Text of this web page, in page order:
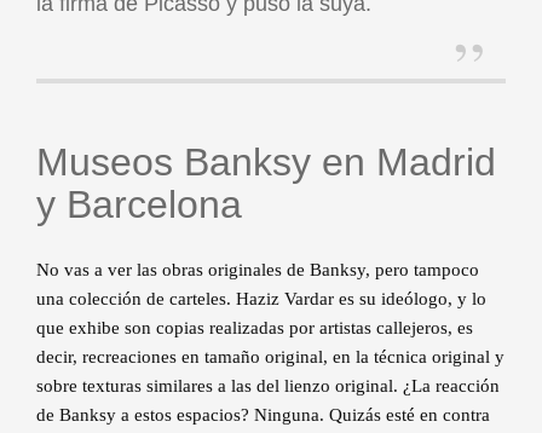
Museos Banksy en Madrid
y Barcelona
No vas a ver las obras originales de Banksy, pero tampoco
una colección de carteles. Haziz Vardar es su ideólogo, y lo
que exhibe son copias realizadas por artistas callejeros, es
decir, recreaciones en tamaño original, en la técnica original y
sobre texturas similares a las del lienzo original. ¿La reacción
de Banksy a estos espacios? Ninguna. Quizás esté en contra